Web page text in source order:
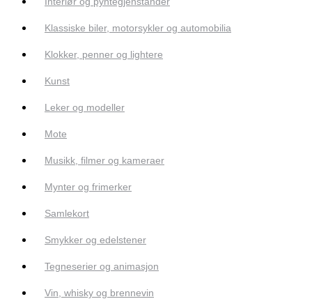
Klassiske biler, motorsykler og automobilia
Klokker, penner og lightere
Kunst
Leker og modeller
Mote
Musikk, filmer og kameraer
Mynter og frimerker
Samlekort
Smykker og edelstener
Tegneserier og animasjon
Vin, whisky og brennevin